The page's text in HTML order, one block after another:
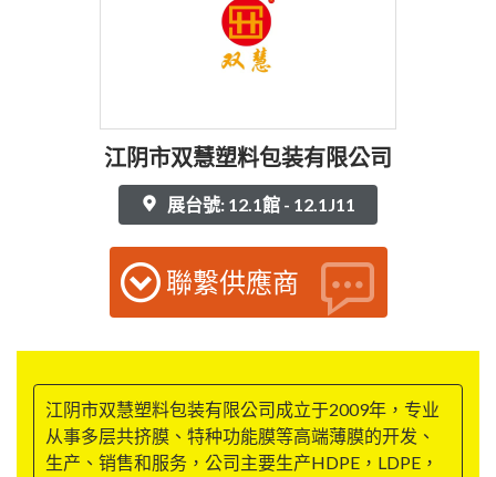
江阴市双慧塑料包装有限公司
展台號: 12.1館 - 12.1J11
聯繫供應商
江阴市双慧塑料包装有限公司成立于2009年，专业
从事多层共挤膜、特种功能膜等高端薄膜的开发、
生产、销售和服务，公司主要生产HDPE，LDPE，